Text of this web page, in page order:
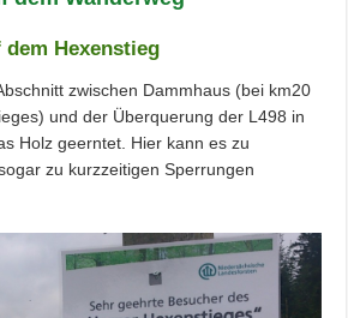
Hexenstieg
zwischen Dammhaus (bei km20
und der Überquerung der L498 in
Holz geerntet. Hier kann es zu
zu kurzzeitigen Sperrungen